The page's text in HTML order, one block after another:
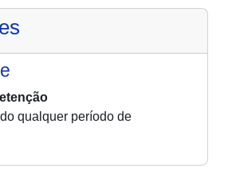
qualquer período de